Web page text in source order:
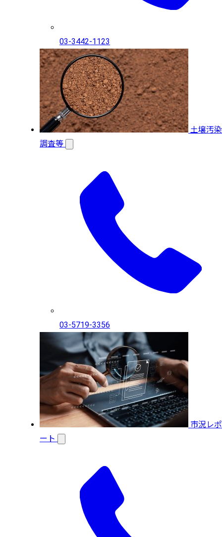
03-3442-1123
土壌汚染
調査等
03-5719-3356
市況レポ
ート